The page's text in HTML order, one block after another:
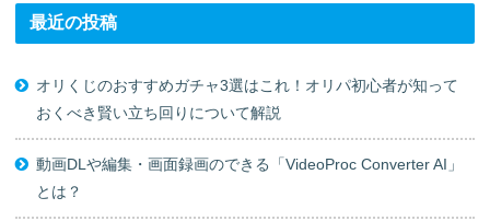
最近の投稿
オリくじのおすすめガチャ3選はこれ！オリパ初心者が知って
おくべき賢い立ち回りについて解説
動画DLや編集・画面録画のできる「VideoProc Converter AI」
とは？